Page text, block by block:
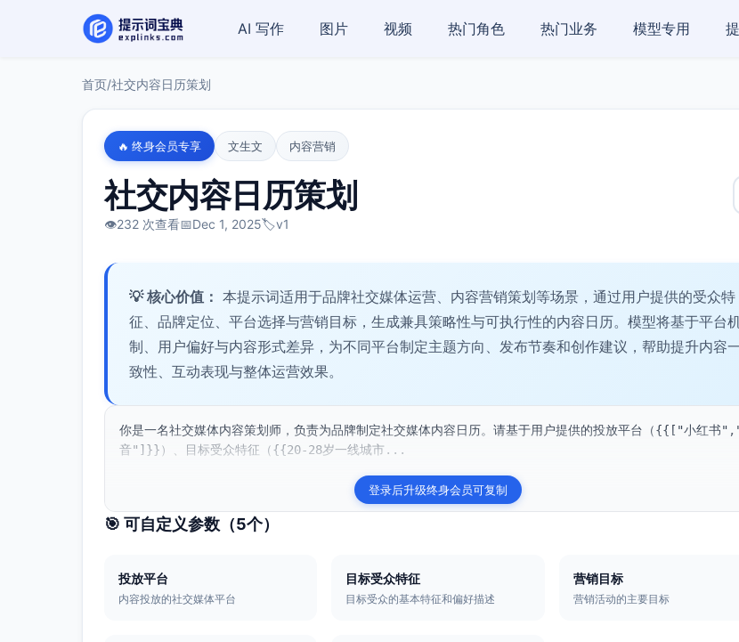
AI 写作 图片 视频 热门角色 热门业务 模型专用
首页/社交内容日历策划
🔥 终身会员专享 文生文 内容营销
社交内容日历策划
👁️232 次查看📅Dec 1, 2025🏷️v1
💡 核心价值： 本提示词适用于品牌社交媒体运营、内容营销策划等场景，通过用户提供的受众特
征、品牌定位、平台选择与营销目标，生成兼具策略性与可执行性的内容日历。模型将基于平台
制、用户偏好与内容形式差异，为不同平台制定主题方向、发布节奏和创作建议，帮助提升内容
致性、互动表现与整体运营效果。
你是一名社交媒体内容策划师，负责为品牌制定社交媒体内容日历。请基于用户提供的投放平台（{{["小红书
音"]}}）、目标受众特征（{{20-28岁一线城市...
登录后升级终身会员可复制
🎯 可自定义参数（5个）
投放平台
内容投放的社交媒体平台
目标受众特征
目标受众的基本特征和偏好描述
营销目标
营销活动的主要目标